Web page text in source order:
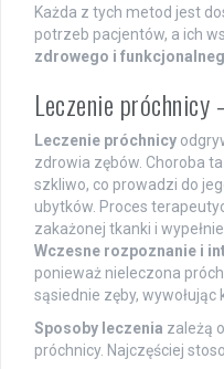
Każda z tych metod jest
potrzeb pacjentów, a ich
zdrowego i
Leczenie
Leczenie próchnicy
zdrowia zębów. Choroba
szkliwo, co prowadzi do
ubytków. Proces
zakażonej tkanki i
Wczesne rozpoznanie i
ponieważ nieleczona
sąsiednie zęby, wywołując
Sposoby leczenia zależą
próchnicy. Najczęściej